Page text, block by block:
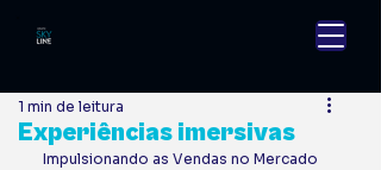
Experiências imersivas
1 min de leitura
Impulsionando as Vendas no Mercado